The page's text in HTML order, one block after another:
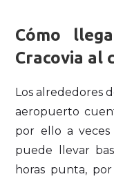
Cómo
Cracovia al
Los alrededores
aeropuerto
por ello a
puede llevar
horas punta,